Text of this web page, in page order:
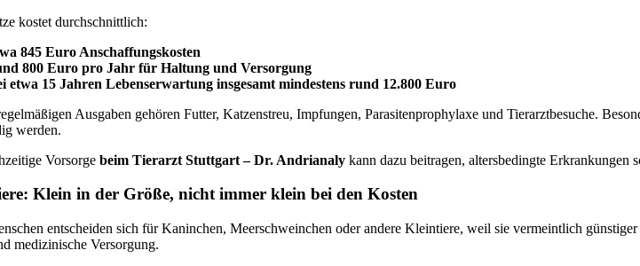
kostet durchschnittlich:
845 Euro Anschaffungskosten
800 Euro pro Jahr für Haltung und Versorgung
etwa 15 Jahren Lebenserwartung insgesamt mindestens rund 12.800 Euro
Ausgaben gehören Futter, Katzenstreu, Impfungen, Parasitenprophylaxe und Tierarztbesuche.
werden.
Vorsorge beim Tierarzt Stuttgart – Dr. Andrianalykann dazu beitragen, altersbedingte Erkrankungen
Klein in der Größe, nicht immer klein bei den Kosten
entscheiden sich für Kaninchen, Meerschweinchen oder andere Kleintiere, weil sie vermeintlich
medizinische Versorgung.